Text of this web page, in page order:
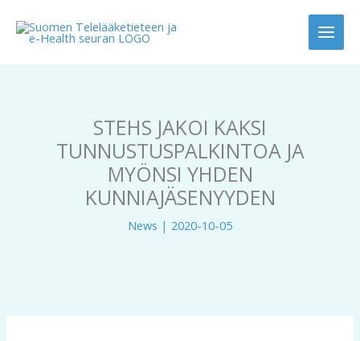
STEHS JAKOI KAKSI
TUNNUSTUSPALKINTOA JA
MYÖNSI YHDEN
KUNNIAJÄSENYYDEN
News | 2020-10-05